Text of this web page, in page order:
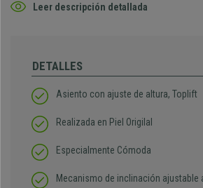
Leer descripción detallada
DETALLES
Asiento con ajuste de altura, Toplift
Realizada en Piel Origilal
Especialmente Cómoda
Mecanismo de inclinación ajustable